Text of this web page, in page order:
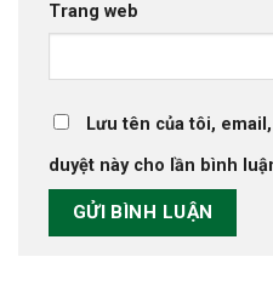
Trang web
Lưu tên của tôi,
duyệt này cho lần bình